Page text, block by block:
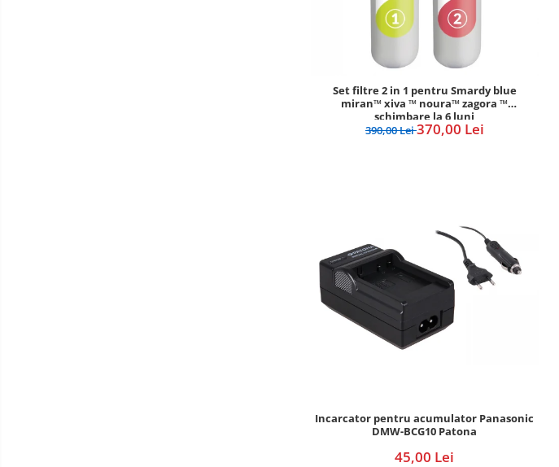
Set filtre 2 in 1 pentru Smardy blue
miran™ xiva ™ noura™ zagora ™
schimbare la 6 luni
390,00 Lei370,00 Lei
Incarcator pentru acumulator Panasonic
DMW-BCG10 Patona
45,00 Lei